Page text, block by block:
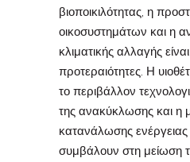
βιοποικιλότητας, η
οικοσυστημάτων και η
κλιματικής αλλαγής
προτεραιότητες. Η
το περιβάλλον
της ανακύκλωσης και η
κατανάλωσης
συμβάλουν στη μείωση